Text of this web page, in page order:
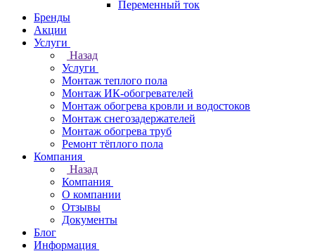
Переменный ток
Бренды
Акции
Услуги
Назад
Услуги
Монтаж теплого пола
Монтаж ИК-обогревателей
Монтаж обогрева кровли и водостоков
Монтаж снегозадержателей
Монтаж обогрева труб
Ремонт тёплого пола
Компания
Назад
Компания
О компании
Отзывы
Документы
Блог
Информация